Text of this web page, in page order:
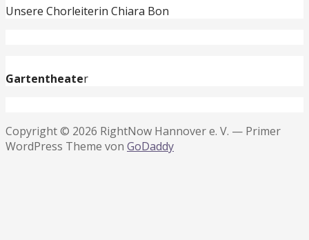
Unsere Chorleiterin Chiara Bon
Gartentheater
Copyright © 2026 RightNow Hannover e. V. — Primer
WordPress Theme von GoDaddy